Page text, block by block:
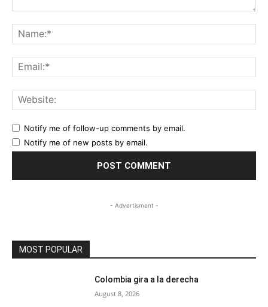
Notify me of follow-up comments by email.
Notify me of new posts by email.
- Advertisment -
MOST POPULAR
Colombia gira a la derecha
August 8, 2026